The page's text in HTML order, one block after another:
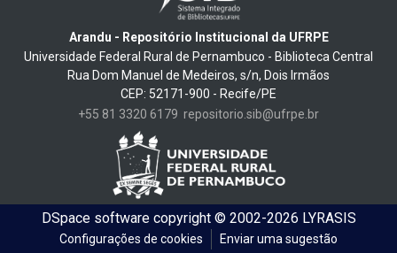
Arandu - Repositório Institucional da UFRPE
Universidade Federal Rural de Pernambuco - Biblioteca Central
Rua Dom Manuel de Medeiros, s/n, Dois Irmãos
CEP: 52171-900 - Recife/PE
+55 81 3320 6179 repositorio.sib@ufrpe.br
DSpace softwarecopyright © 2002-2026 LYRASIS
Configurações de cookies Enviar uma sugestão